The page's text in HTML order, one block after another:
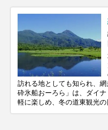
訪れる地としても知られ、
砕氷船おーろら」は、ダイ
軽に楽しめ、冬の道東観光の